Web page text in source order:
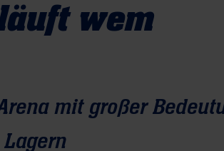
wem
mit großer